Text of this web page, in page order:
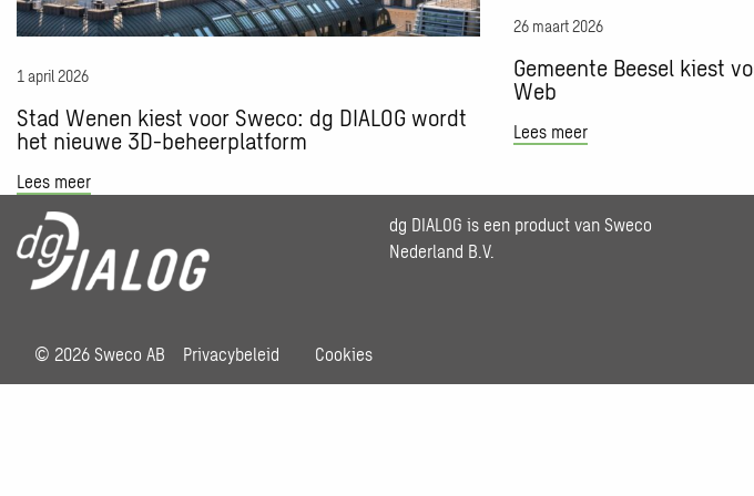
1 april 2026
Stad Wenen kiest voor Sweco: dg DIALOG wordt
het nieuwe 3D-beheerplatform
Lees meer
wordt
het
3D-
beheerplatform
26 maart 2026
Gemeente Beesel kiest
Web
Lees meer
Web
dg DIALOG is een product van Sweco
Nederland B.V.
© 2026 Sweco AB Privacybeleid Cookies